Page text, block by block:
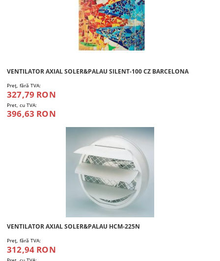
VENTILATOR AXIAL SOLER&PALAU SILENT-100 CZ BARCELONA
Preţ, fără TVA:
327,79 RON
Pret, cu TVA:
396,63 RON
VENTILATOR AXIAL SOLER&PALAU HCM-225N
Preţ, fără TVA:
312,94 RON